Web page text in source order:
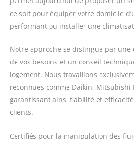
ce soit pour équiper votre domicile
performant ou installer une
Notre approche se distingue par une
de vos besoins et un conseil
logement. Nous travaillons
reconnues comme Daikin, Mitsubishi
garantissant ainsi fiabilité et
clients.
Certifiés pour la manipulation des